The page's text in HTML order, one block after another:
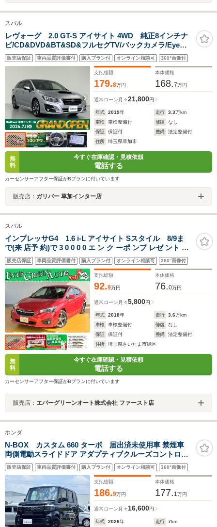
スバル
レヴォーグ 2.0 GT-S アイサイト 4WD 純正8インチナ
ビ/CD&DVD&BT&SD&フルセグTV/バックカメラ/Eye
Sight/プリクラッシュブレーキ/ツーリングアシスト/全車
速追従機能付クルーズコントロール/アクティブレーンキ
販売店保証 車両品質評価書付 購入プラン付 オンライン相談可 360°画像付
支払総額
179.8万円
本体価格
168.7万円
通常ローン 月々21,800円
年式 2019年 走行 3.3万km
車検
車検整備付 修復
なし
保証
保証付 整備
法定整備付
住所
埼玉県草加市
無
料
今すぐ在庫確認・見積依頼
電話する
カーセンサーアフター保証がBプランに付いています
販売店： ガリバー 草加インター店
スバル
インプレッサG4 1.6 i-L アイサイト Sスタイル 8/9ま
で(来 店予 約)で 3 0 0 0 0 エ ン ク ーポ ンプ レゼ ント 禁
煙車 アイサイトVer3 純正SDナビ プッシュスタート サイ
ド/バックカメラ ブラインドスポットモニター パドルシフ
ト 電動パーキング
販売店保証 車両品質評価書付 購入プラン付 オンライン相談可 360°画像付
支払総額
92.9万円
本体価格
76.0万円
通常ローン 月々5,800円
年式 2018年 走行 3.6万km
車検
車検整備付 修復
なし
保証
保証付 整備
法定整備付
住所
埼玉県さいたま市緑区
無
料
今すぐ在庫確認・見積依頼
電話する
カーセンサーアフター保証がBプランに付いています
販売店： エバーグリーンオート株式会社 ファースト店
ホンダ
N-BOX カスタム 660 ターボ 届出済未使用車 禁煙車
両側電動スライドドア アダプティブクルーズコントロー
ル 衝突被害軽減ブレーキ LEDヘッドライト 純正アルミホ
イール 電動パーキングブレーキ オートブレーキホールド
シートヒーター
販売店保証 車両品質評価書付 購入プラン付 オンライン相談可 360°画像付
支払総額
186.9万円
本体価格
177. 1万円
通常ローン 月々16,600円
年式 2026年 走行 7km